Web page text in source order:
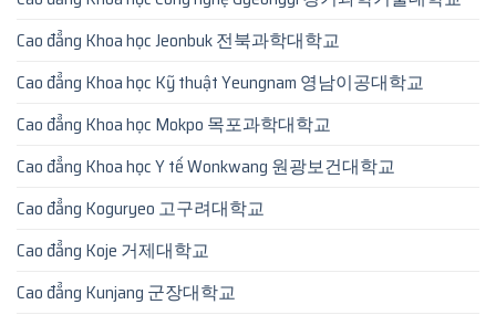
Cao đẳng Khoa học Jeonbuk 전북과학대학교
Cao đẳng Khoa học Kỹ thuật Yeungnam 영남이공대학교
Cao đẳng Khoa học Mokpo 목포과학대학교
Cao đẳng Khoa học Y tế Wonkwang 원광보건대학교
Cao đẳng Koguryeo 고구려대학교
Cao đẳng Koje 거제대학교
Cao đẳng Kunjang 군장대학교